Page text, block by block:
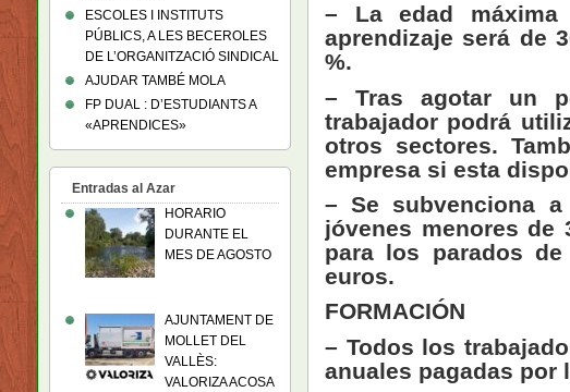
– La edad
aprendizaje será de
%.
– Tras agotar un
trabajador podrá
otros sectores.
empresa si esta
– Se subvenciona
jóvenes menores de
para los parados
euros.
FORMACIÓN
– Todos los
anuales pagadas por
ESCOLES I INSTITUTS
PÚBLICS, A LES BECEROLES
DE L’ORGANITZACIÓ SINDICAL
AJUDAR TAMBÉ MOLA
FP DUAL : D’ESTUDIANTS A
«APRENDICES»
Entradas al Azar
HORARIO
DURANTE EL
MES DE AGOSTO
AJUNTAMENT DE
MOLLET DEL
VALLÈS:
VALORIZA ACOSA